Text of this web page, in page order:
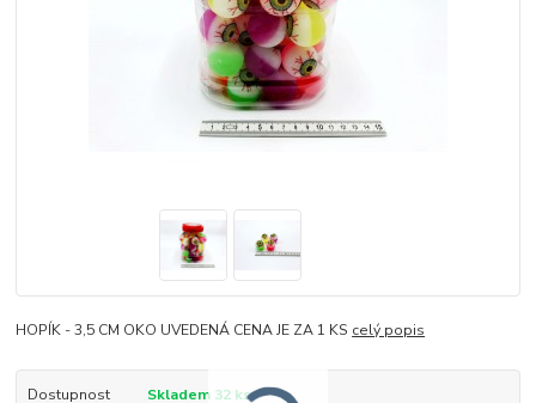
HOPÍK - 3,5 CM OKO UVEDENÁ CENA JE ZA 1 KS celý popis
Dostupnost
Skladem 32 ks